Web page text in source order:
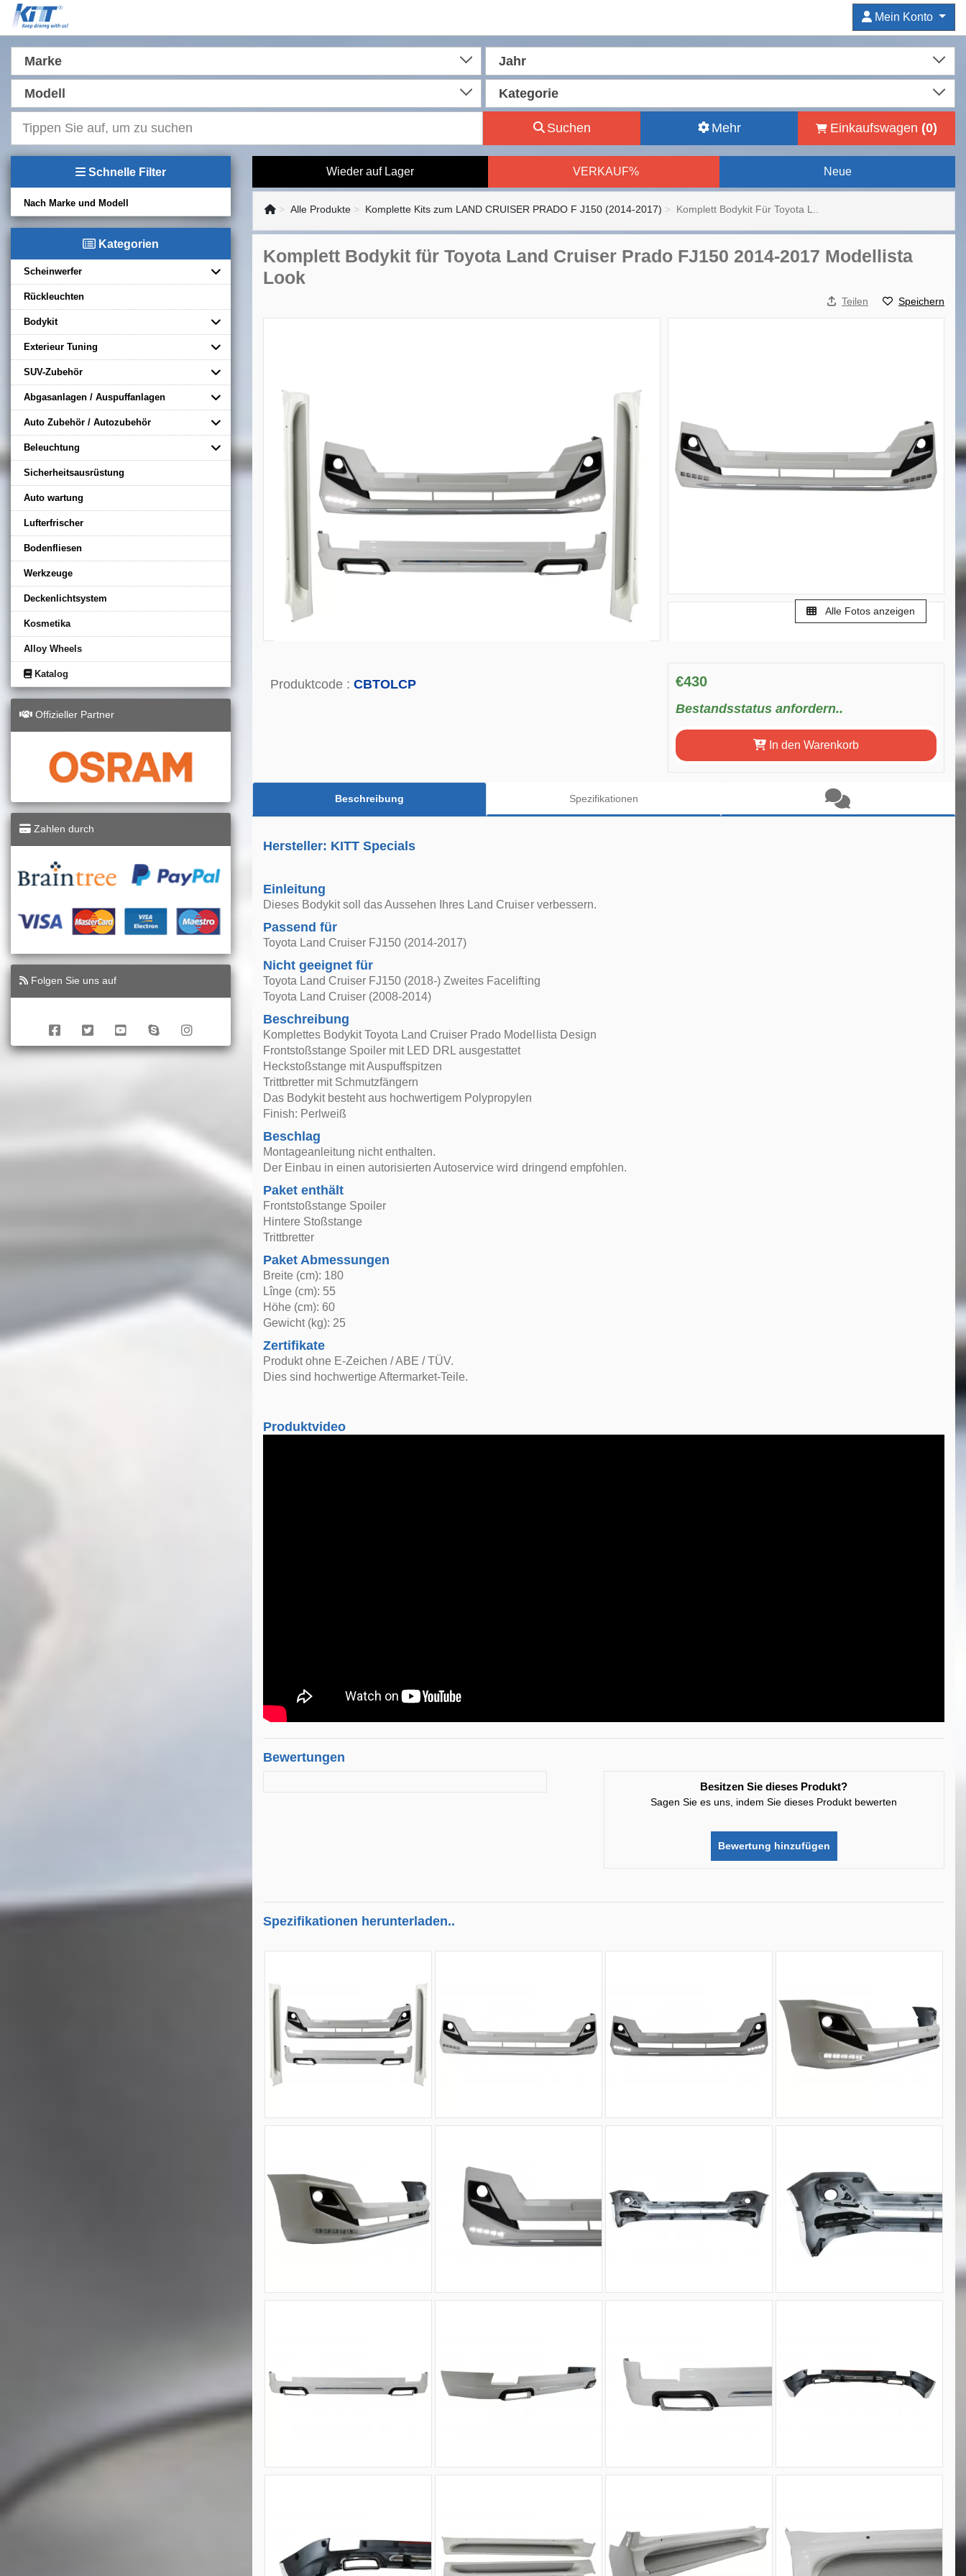
Mein Konto
Marke Jahr
Modell Kategorie
Suchen Mehr Einkaufswagen (0)
Schnelle Filter
Nach Marke und Modell
Kategorien
Scheinwerfer
Rückleuchten
Bodykit
Exterieur Tuning
SUV-Zubehör
Abgasanlagen / Auspuffanlagen
Auto Zubehör / Autozubehör
Beleuchtung
Sicherheitsausrüstung
Auto wartung
Lufterfrischer
Bodenfliesen
Werkzeuge
Deckenlichtsystem
Kosmetika
Alloy Wheels
Katalog
Offizieller Partner
Zahlen durch
Folgen Sie uns auf
Wieder auf Lager VERKAUF% Neue
Alle Produkte Komplette Kits zum LAND CRUISER PRADO F J150 (2014-2017) Komplett Bodykit Für Toyota L..
Komplett Bodykit für Toyota Land Cruiser Prado FJ150 2014-2017 Modellista
Look
Teilen Speichern
Alle Fotos anzeigen
Produktcode : CBTOLCP €430
Bestandsstatus anfordern..
In den Warenkorb
Beschreibung Spezifikationen
Hersteller: KITT Specials
Einleitung
Dieses Bodykit soll das Aussehen Ihres Land Cruiser verbessern.
Passend für
Toyota Land Cruiser FJ150 (2014-2017)
Nicht geeignet für
Toyota Land Cruiser FJ150 (2018-) Zweites Facelifting
Toyota Land Cruiser (2008-2014)
Beschreibung
Komplettes Bodykit Toyota Land Cruiser Prado Modellista Design
Frontstoßstange Spoiler mit LED DRL ausgestattet
Heckstoßstange mit Auspuffspitzen
Trittbretter mit Schmutzfängern
Das Bodykit besteht aus hochwertigem Polypropylen
Finish: Perlweiß
Beschlag
Montageanleitung nicht enthalten.
Der Einbau in einen autorisierten Autoservice wird dringend empfohlen.
Paket enthält
Frontstoßstange Spoiler
Hintere Stoßstange
Trittbretter
Paket Abmessungen
Breite (cm): 180
Lînge (cm): 55
Höhe (cm): 60
Gewicht (kg): 25
Zertifikate
Produkt ohne E-Zeichen / ABE / TÜV.
Dies sind hochwertige Aftermarket-Teile.
Produktvideo
Bewertungen
Besitzen Sie dieses Produkt?
Sagen Sie es uns, indem Sie dieses Produkt bewerten
Bewertung hinzufügen
Spezifikationen herunterladen..